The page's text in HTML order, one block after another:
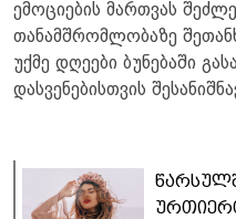
ემოციების მართვას
თანამშრომლობაზე
უქმე დღეები ბუნებაში
დასვენებისთვის